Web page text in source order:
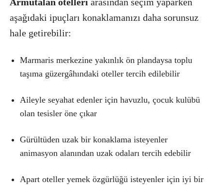
aşağıdaki ipuçları konaklamanızı daha sorunsuz
hale getirebilir:
Marmaris merkezine yakınlık ön plandaysa toplu
taşıma güzergâhındaki oteller tercih edilebilir
Aileyle seyahat edenler için havuzlu, çocuk kulübü
olan tesisler öne çıkar
Gürültüden uzak bir konaklama isteyenler
animasyon alanından uzak odaları tercih edebilir
Apart oteller yemek özgürlüğü isteyenler için iyi bir